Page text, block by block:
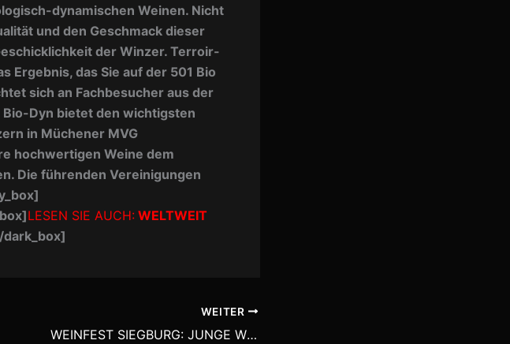
dynamischen Weinen. Nicht
und den Geschmack dieser
der Winzer. Terroir-
Ergebnis, das Sie auf der 501 Bio
sich an Fachbesucher aus der
Bio-Dyn bietet den wichtigsten
in Müchener MVG
hochwertigen Weine dem
Die führenden Vereinigungen
LESEN SIE AUCH: WELTWEIT
dark_box]
WEITER
WEINFEST SIEGBURG: JUNGE WINZER – KREATIVE WEINE